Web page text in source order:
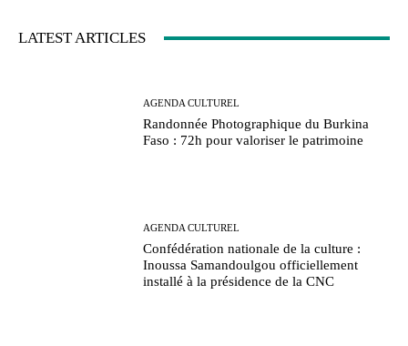
LATEST ARTICLES
AGENDA CULTUREL
Randonnée Photographique du Burkina
Faso : 72h pour valoriser le patrimoine
AGENDA CULTUREL
Confédération nationale de la culture :
Inoussa Samandoulgou officiellement
installé à la présidence de la CNC